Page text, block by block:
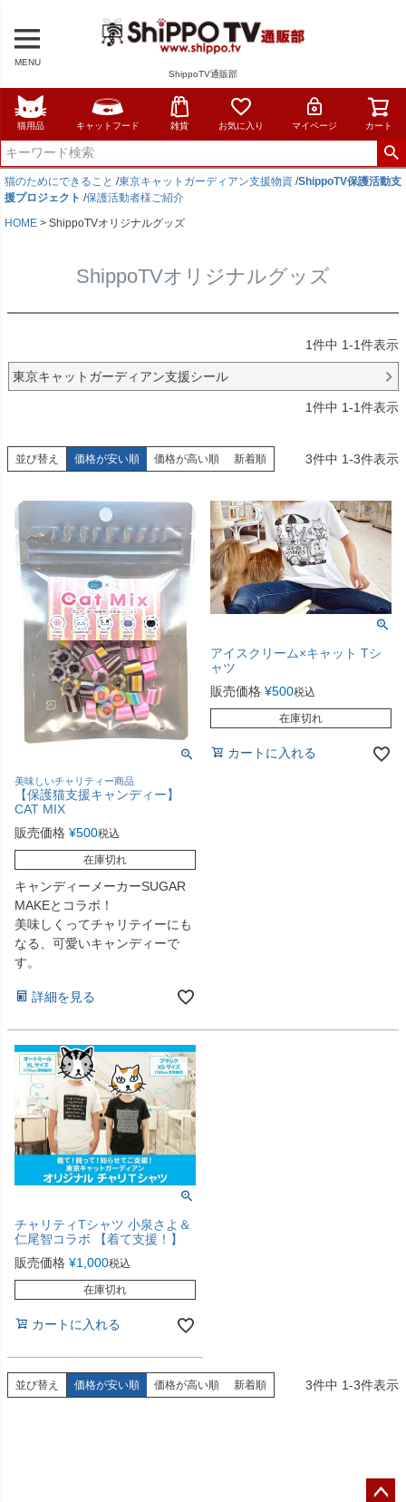
MENU
ShippoTV通販部
猫用品 キャットフード 雑貨 お気に入り マイページ カート
猫のためにできること /東京キャットガーディアン支援物資 /ShippoTV保護活動支
援プロジェクト /保護活動者様ご紹介
HOME
ShippoTVオリジナルグッズ
ShippoTVオリジナルグッズ
1件中 1-1件表示
東京キャットガーディアン支援シール
1件中 1-1件表示
並び替え 価格が安い順 価格が高い順 新着順 3件中 1-3件表示
美味しいチャリティー商品
【保護猫支援キャンディー】
CAT MIX
販売価格 ¥500税込
在庫切れ
キャンディーメーカーSUGAR
MAKEとコラボ！
美味しくってチャリテイーにも
なる、可愛いキャンディーで
す。
詳細を見る
アイスクリーム×キャット Tシ
ャツ
販売価格 ¥500税込
在庫切れ
カートに入れる
チャリティTシャツ 小泉さよ＆
仁尾智コラボ 【着て支援！】
販売価格 ¥1,000税込
在庫切れ
カートに入れる
並び替え 価格が安い順 価格が高い順 新着順 3件中 1-3件表示